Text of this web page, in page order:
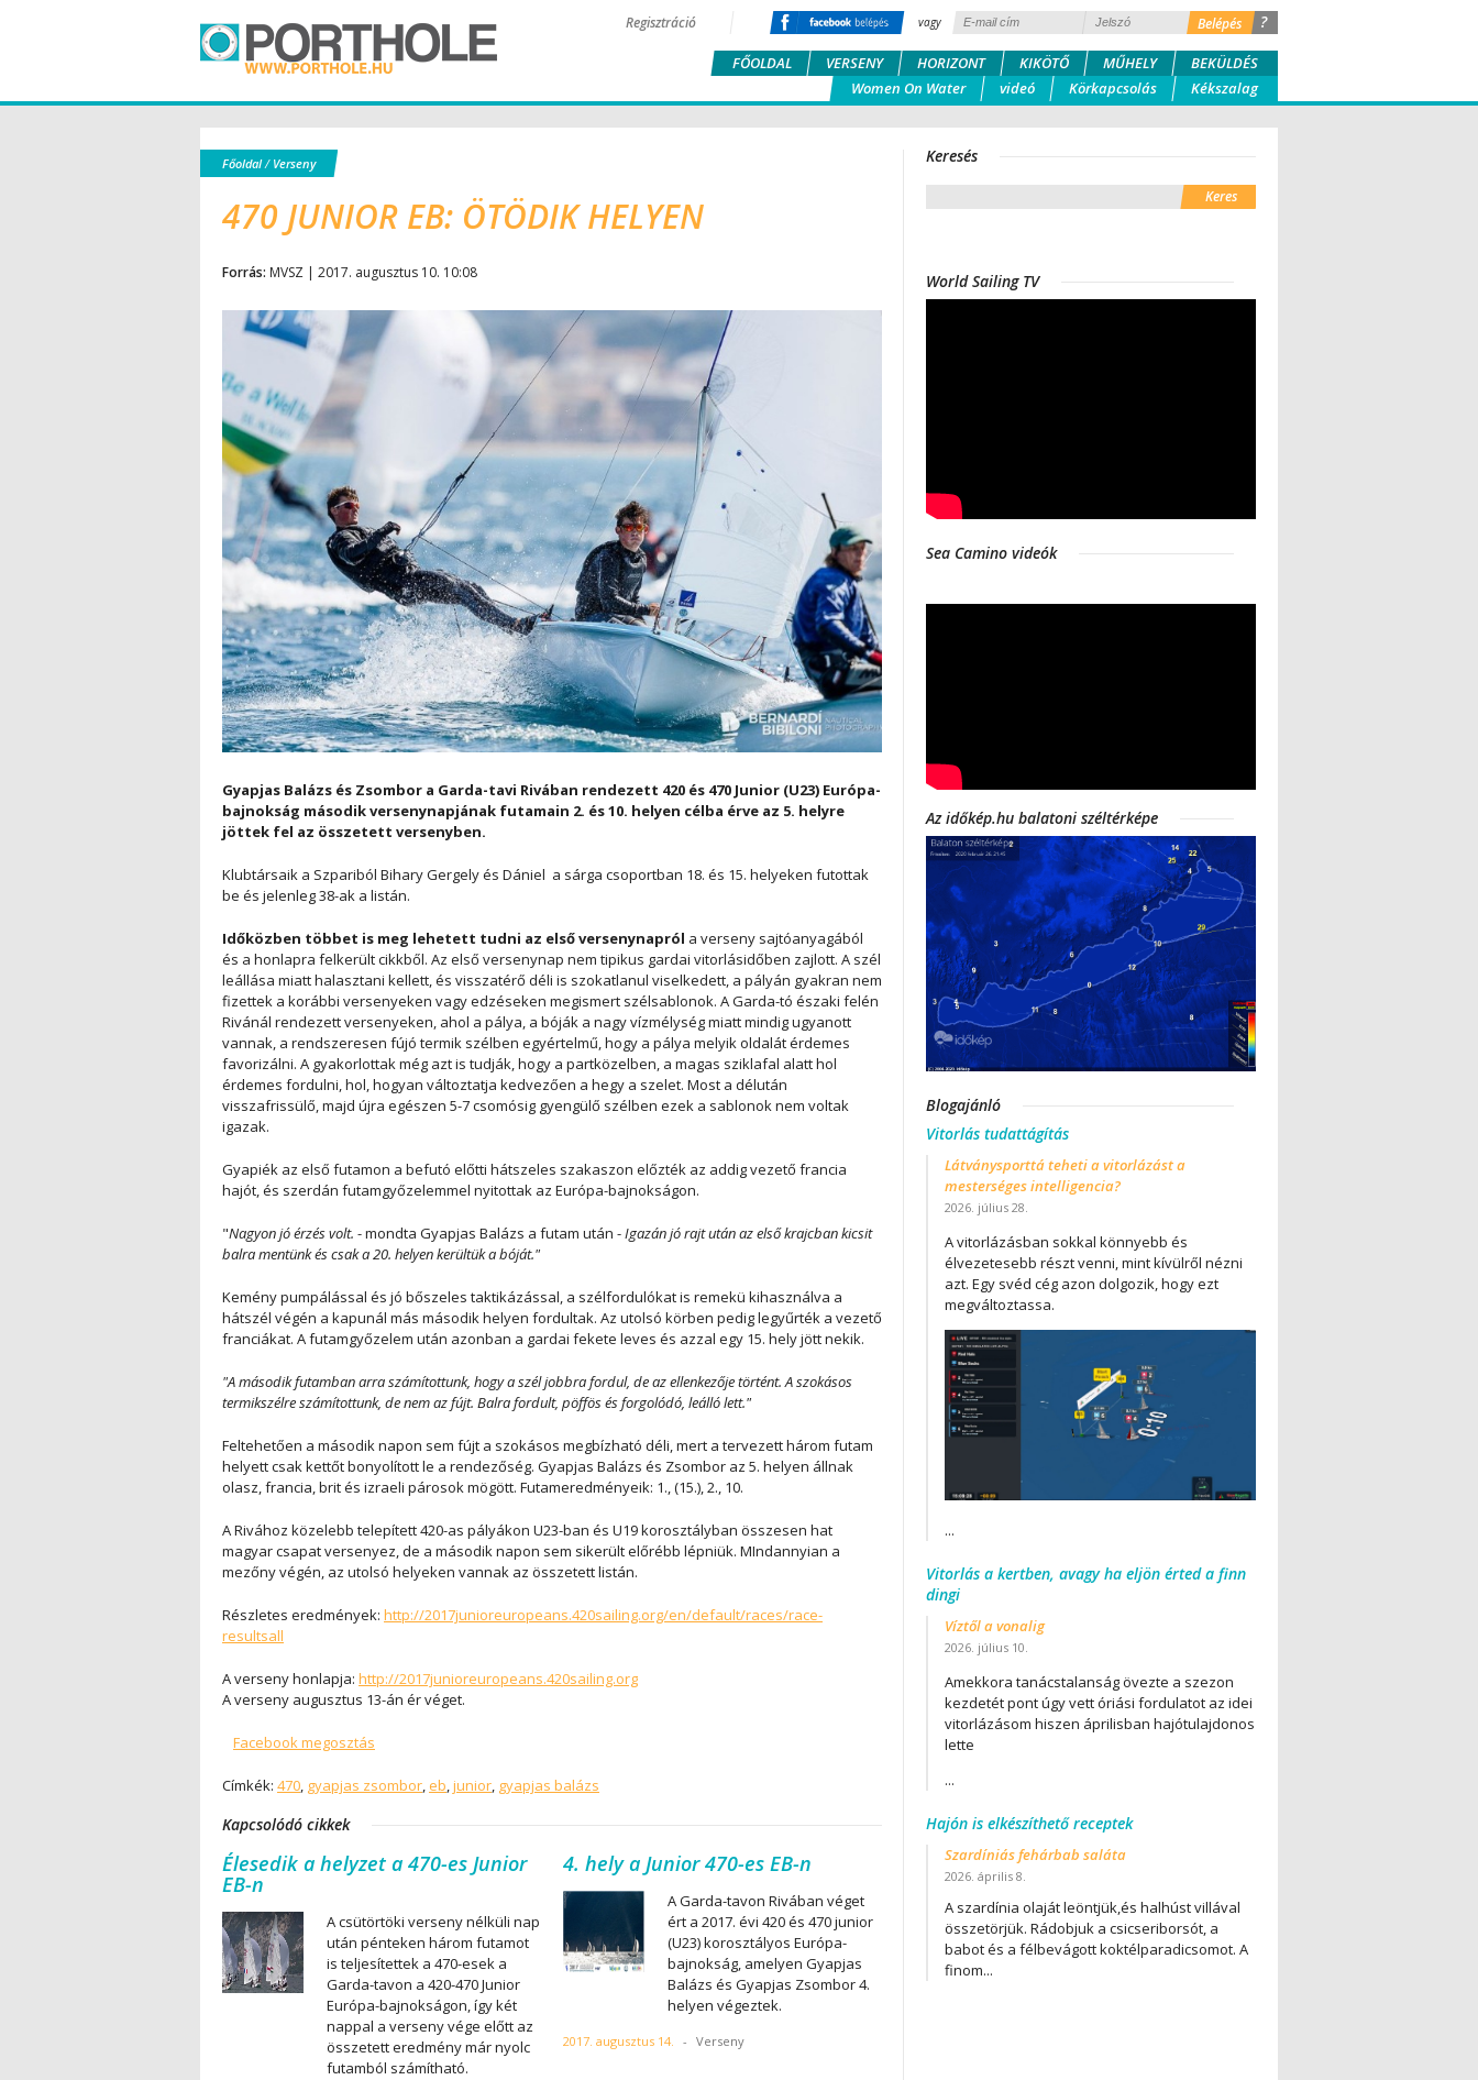
?
vagy
Regisztráció
FŐOLDAL VERSENY HORIZONT KIKÖTŐ MŰHELY
BEKÜLDÉS
Women On Water
videó Körkapcsolás Kékszalag
Főoldal/ Verseny
470 JUNIOR EB: ÖTÖDIK HELYEN
Forrás: MVSZ | 2017. augusztus 10. 10:08
Gyapjas Balázs és Zsombor a Garda-tavi Rivában rendezett 420 és 470 Junior (U23) Európa-
bajnokság második versenynapjának futamain 2. és 10. helyen célba érve az 5. helyre
jöttek fel az összetett versenyben.
Klubtársaik a Szpariból Bihary Gergely és Dániel a sárga csoportban 18. és 15. helyeken futottak
be és jelenleg 38-ak a listán.
Időközben többet is meg lehetett tudni az első versenynapról a verseny sajtóanyagából
és a honlapra felkerült cikkből. Az első versenynap nem tipikus gardai vitorlásidőben zajlott. A szél
leállása miatt halasztani kellett, és visszatérő déli is szokatlanul viselkedett, a pályán gyakran nem
fizettek a korábbi versenyeken vagy edzéseken megismert szélsablonok. A Garda-tó északi felén
Rivánál rendezett versenyeken, ahol a pálya, a bóják a nagy vízmélység miatt mindig ugyanott
vannak, a rendszeresen fújó termik szélben egyértelmű, hogy a pálya melyik oldalát érdemes
favorizálni. A gyakorlottak még azt is tudják, hogy a partközelben, a magas sziklafal alatt hol
érdemes fordulni, hol, hogyan változtatja kedvezően a hegy a szelet. Most a délután
visszafrissülő, majd újra egészen 5-7 csomósig gyengülő szélben ezek a sablonok nem voltak
igazak.
Gyapiék az első futamon a befutó előtti hátszeles szakaszon előzték az addig vezető francia
hajót, és szerdán futamgyőzelemmel nyitottak az Európa-bajnokságon.
"Nagyon jó érzés volt. - mondta Gyapjas Balázs a futam után -Igazán jó rajt után az első krajcban kicsit
balra mentünk és csak a 20. helyen kerültük a bóját."
Kemény pumpálással és jó bőszeles taktikázással, a szélfordulókat is remekü kihasználva a
hátszél végén a kapunál más második helyen fordultak. Az utolsó körben pedig legyűrték a vezető
franciákat. A futamgyőzelem után azonban a gardai fekete leves és azzal egy 15. hely jött nekik.
"A második futamban arra számítottunk, hogy a szél jobbra fordul, de az ellenkezője történt. A szokásos
termikszélre számítottunk, de nem az fújt. Balra fordult, pöffös és forgolódó, leálló lett."
Feltehetően a második napon sem fújt a szokásos megbízható déli, mert a tervezett három futam
helyett csak kettőt bonyolított le a rendezőség. Gyapjas Balázs és Zsombor az 5. helyen állnak
olasz, francia, brit és izraeli párosok mögött. Futameredményeik: 1., (15.), 2., 10.
A Rivához közelebb telepített 420-as pályákon U23-ban és U19 korosztályban összesen hat
magyar csapat versenyez, de a második napon sem sikerült előrébb lépniük. MIndannyian a
mezőny végén, az utolsó helyeken vannak az összetett listán.
Részletes eredmények: http://2017junioreuropeans.420sailing.org/en/default/races/race-
resultsall
A verseny honlapja: http://2017junioreuropeans.420sailing.org
A verseny augusztus 13-án ér véget.
Facebook megosztás
Címkék: 470, gyapjas zsombor, eb,junior, gyapjas balázs
Kapcsolódó cikkek
Élesedik a helyzet a 470-es Junior
EB-n
A csütörtöki verseny nélküli nap
után pénteken három futamot
is teljesítettek a 470-esek a
Garda-tavon a 420-470 Junior
Európa-bajnokságon, így két
nappal a verseny vége előtt az
összetett eredmény már nyolc
futamból számítható.
4. hely a Junior 470-es EB-n
A Garda-tavon Rivában véget
ért a 2017. évi 420 és 470 junior
(U23) korosztályos Európa-
bajnokság, amelyen Gyapjas
Balázs és Gyapjas Zsombor 4.
helyen végeztek.
2017. augusztus 14. - Verseny
Keresés
World Sailing TV
Sea Camino videók
Az időkép.hu balatoni széltérképe
Blogajánló
Vitorlás tudattágítás
Látványsporttá teheti a vitorlázást a
mesterséges intelligencia?
2026. július 28.
A vitorlázásban sokkal könnyebb és
élvezetesebb részt venni, mint kívülről nézni
azt. Egy svéd cég azon dolgozik, hogy ezt
megváltoztassa.
...
Vitorlás a kertben, avagy ha eljön érted a finn
dingi
Víztől a vonalig
2026. július 10.
Amekkora tanácstalanság övezte a szezon
kezdetét pont úgy vett óriási fordulatot az idei
vitorlázásom hiszen áprilisban hajótulajdonos
lette
...
Hajón is elkészíthető receptek
Szardíniás fehárbab saláta
2026. április 8.
A szardínia olaját leöntjük,és halhúst villával
összetörjük. Rádobjuk a csicseriborsót, a
babot és a félbevágott koktélparadicsomot. A
finom...